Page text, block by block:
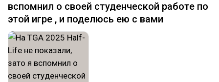
вспомнил о своей студенческой работе по
этой игре , и поделюсь ею с вами